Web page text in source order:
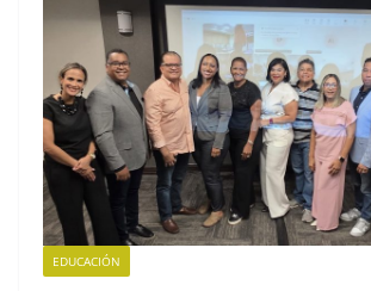
EDUCACIÓN